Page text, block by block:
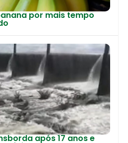
por mais tempo
após 17 anos e